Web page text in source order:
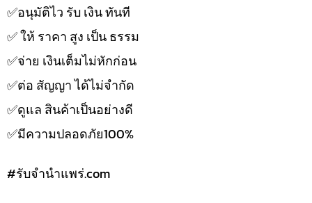
✅️อนุมัติไว รับ เงิน ทันที
✅️ ให้ ราคา สูง เป็น ธรรม
✅️จ่าย เงินเต็มไม่หักก่อน
✅️ต่อ สัญญา ได้ไม่จำกัด
✅️ดูแล สินค้าเป็นอย่างดี
✅️มีความปลอดภัย100%
#รับจํานําแพร่.com